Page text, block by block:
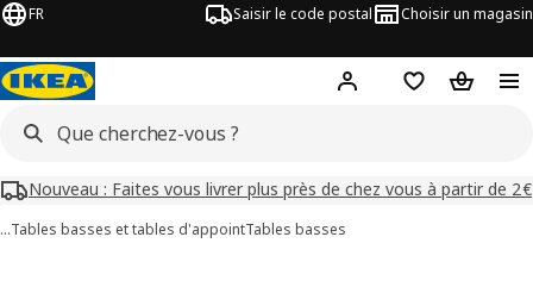
FR Saisir le code postal Choisir un magasin
Mon compteFavorisPanier
Nouveau : Faites vous livrer plus près de chez vous à partir de 2€
…Tables basses et tables d'appointTables basses